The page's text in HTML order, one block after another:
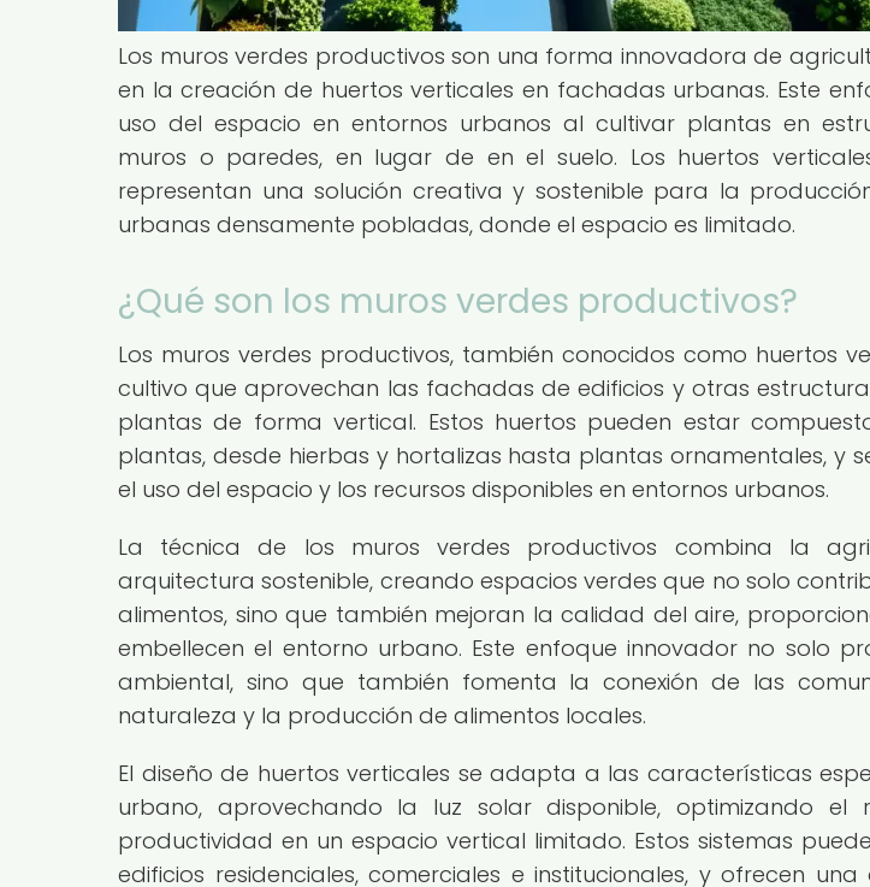
Los muros verdes productivos son una forma innovadora de
en la creación de huertos verticales en fachadas urbanas. Este
uso del espacio en entornos urbanos al cultivar plantas en
muros o paredes, en lugar de en el suelo. Los huertos
representan una solución creativa y sostenible para la
urbanas densamente pobladas, donde el espacio es limitado.
¿Qué son los muros verdes productivos?
Los muros verdes productivos, también conocidos como huertos
cultivo que aprovechan las fachadas de edificios y otras
plantas de forma vertical. Estos huertos pueden estar
plantas, desde hierbas y hortalizas hasta plantas ornamentales, y
el uso del espacio y los recursos disponibles en entornos urbanos.
La técnica de los muros verdes productivos combina la
arquitectura sostenible, creando espacios verdes que no solo
alimentos, sino que también mejoran la calidad del aire,
embellecen el entorno urbano. Este enfoque innovador no solo
ambiental, sino que también fomenta la conexión de las
naturaleza y la producción de alimentos locales.
El diseño de huertos verticales se adapta a las características
urbano, aprovechando la luz solar disponible, optimizando el
productividad en un espacio vertical limitado. Estos sistemas
edificios residenciales, comerciales e institucionales, y ofrecen